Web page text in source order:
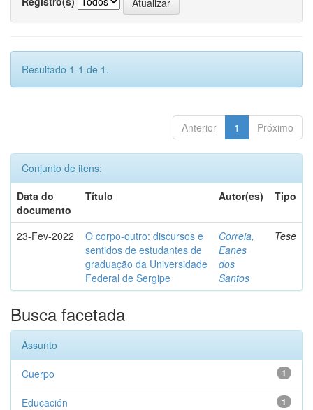
Resultado 1-1 de 1.
Anterior 1 Próximo
Conjunto de itens:
Data do
documento
Título Autor(es) Tipo
23-Fev-2022
O corpo-outro: discursos e
sentidos de estudantes de
graduação da Universidade
Federal de Sergipe
Correia,
Eanes
dos
Santos
Tese
Busca facetada
Assunto
1
Cuerpo
1
Educación